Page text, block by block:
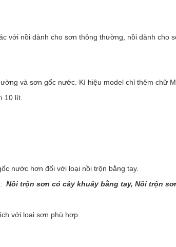
với nồi dành cho sơn thông thường, nồi dành
và sơn gốc nước. Kí hiệu model chỉ thêm chữ
10 lít.
nước hơn đối với loại nồi trộn bằng tay.
Nồi trộn sơn có cây khuấy bằng tay, Nồi trộn
với loại sơn phù hợp.